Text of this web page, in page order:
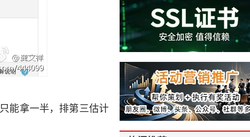
能拿一半，排第三估计